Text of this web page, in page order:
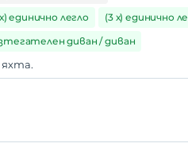
х) единично легло
(3 х) единично
диван / диван